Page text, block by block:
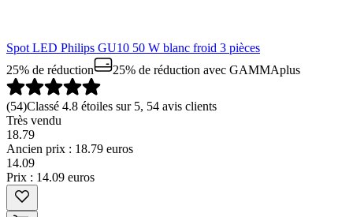
Spot LED Philips GU10 50 W blanc froid 3 pièces
25% de réduction
25% de réduction avec GAMMAplus
(54)Classé 4.8 étoiles sur 5, 54 avis clients
Très vendu
18.79
Ancien prix : 18.79 euros
14.09
Prix : 14.09 euros